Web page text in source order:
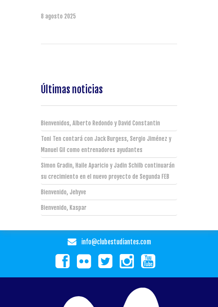
8 agosto 2025
Últimas noticias
Bienvenidos, Alberto Redondo y David Constantin
Toni Ten contará con Jack Burgess, Sergio Jiménez y
Manuel Gil como entrenadores ayudantes
Simon Gradin, Haile Aparicio y Jadin Schilb continuarán
su crecimiento en el nuevo proyecto de Segunda FEB
Bienvenido, Jehyve
Bienvenido, Kaspar
info@clubestudiantes.com